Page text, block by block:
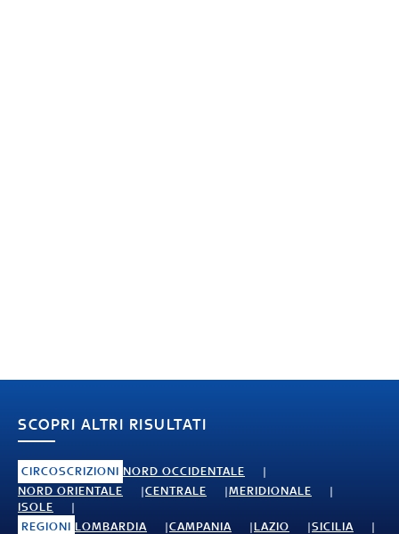
SCOPRI ALTRI RISULTATI
CIRCOSCRIZIONI NORD OCCIDENTALE
NORD ORIENTALE
CENTRALE
MERIDIONALE
ISOLE
REGIONI LOMBARDIA CAMPANIA LAZIO
SICILIA